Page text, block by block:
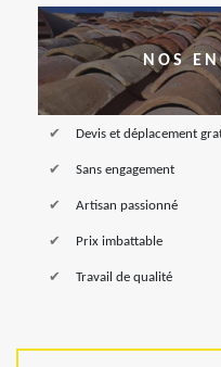
NOS
Devis et déplacement
Sans engagement
Artisan passionné
Prix imbattable
Travail de qualité